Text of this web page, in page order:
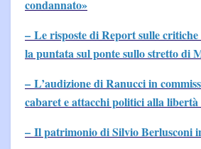
condannato»
– Le risposte di Report sulle
la puntata sul ponte sullo stretto di
– L’audizione di Ranucci in
cabaret e attacchi politici alla
– Il patrimonio di Silvio Berlusconi